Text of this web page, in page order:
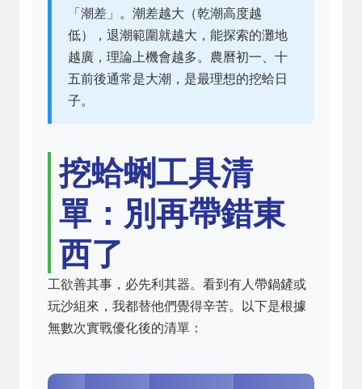
「潮差」。潮差越大（乾潮高度越
低），退潮範圍就越大，能探索的灘地
越廣，理論上機會越多。農曆初一、十
五前後通常是大潮，是最理想的挖蛤日
子。
挖蛤蜊工具清
單：別再帶錯東
西了
工欲善其事，必先利其器。看到有人帶鍋鏟或
玩沙組來，我都替他們覺得辛苦。以下是根據
無數次實戰優化後的清單：